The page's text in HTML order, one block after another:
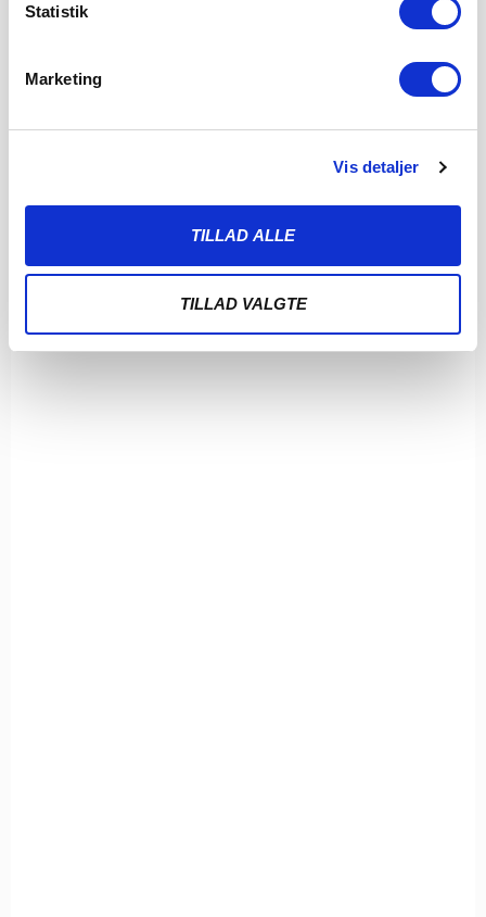
Statistik
Marketing
Vis detaljer
TILLAD ALLE
TILLAD VALGTE
SØNDERJYSKE FODBOLD HENTER ISLANDSK
Sønderjyske Fodbold styrker det centrale forsvar med tilgangen
af den islandske landsholdsspiller Brynjar Ingi Bjarnason,